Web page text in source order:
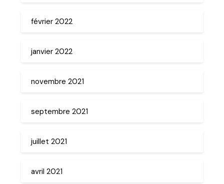
février 2022
janvier 2022
novembre 2021
septembre 2021
juillet 2021
avril 2021